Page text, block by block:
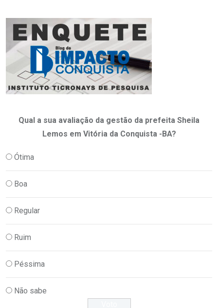
Qual a sua avaliação da gestão da prefeita Sheila
Lemos em Vitória da Conquista -BA?
Ótima
Boa
Regular
Ruim
Péssima
Não sabe